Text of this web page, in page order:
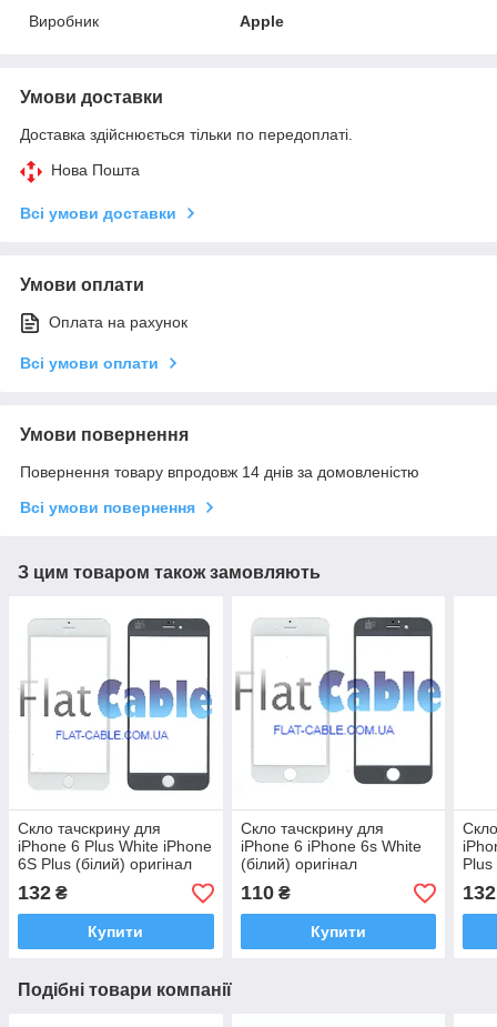
Виробник
Apple
Умови доставки
Доставка здійснюється тільки по передоплаті.
Нова Пошта
Всі умови доставки
Умови оплати
Оплата на рахунок
Всі умови оплати
Умови повернення
Повернення товару впродовж 14 днів за домовленістю
Всі умови повернення
З цим товаром також замовляють
Скло тачскрину для
iPhone 6 Plus White iPhone
6S Plus (білий) оригінал
132 ₴
Купити
Скло тачскрину для
iPhone 6 iPhone 6s White
(білий) оригінал
110₴
Купити
Plus
132
Подібні товари компанії